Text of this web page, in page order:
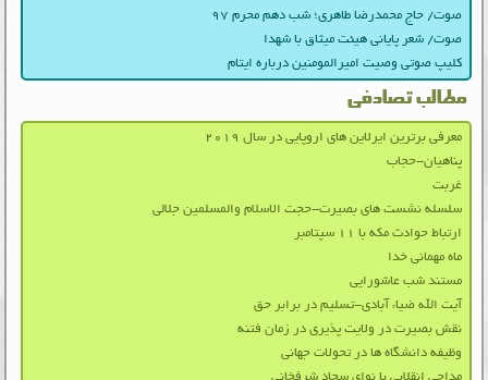
صوت/ حاج محمدرضا طاهری؛ شب دهم محرم ۹۷
صوت/ شعر پایانی هیئت میثاق با شهدا
کلیپ صوتی وصیت امیرالمومنین درباره ایتام
مطالب تصادفی
معرفی برترین ایرلاین های اروپایی در سال ۲۰۱۹
پناهیان-حجاب
غربت
سلسله نشست های بصیرت-حجت الاسلام والمسلمین جلالی
ارتباط حوادث مکه با ۱۱ سپتامبر
ماه مهمانی خدا
مستند شب عاشورایی
آیت الله ضیاء آبادی-تسلیم در برابر حق
نقش بصیرت در ولایت پذیری در زمان فتنه
وظیفه دانشگاه ها در تحولات جهانی
مداحی انقلابی با نوای سجاد شرفخانی